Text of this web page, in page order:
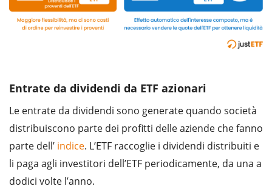
Entrate da dividendi da ETF azionari
Le entrate da dividendi sono generate quando società
distribuiscono parte dei profitti delle aziende che fanno
parte dell’ indice. L’ETF raccoglie i dividendi distribuiti e
li paga agli investitori dell’ETF periodicamente, da una a
dodici volte l’anno.